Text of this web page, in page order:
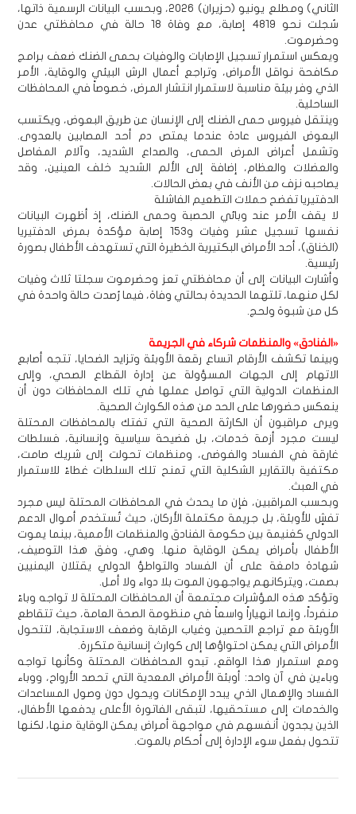
الثاني) ومطلع يونيو (حزيران) 2026، وبحسب البيانات الرسمية ذاتها،
سُجلت نحو 4819 إصابة، مع وفاة 18 حالة في محافظتي عدن
وحضرموت.
ويعكس استمرار تسجيل الإصابات والوفيات بحمى الضنك ضعف برامج
مكافحة نواقل الأمراض، وتراجع أعمال الرش البيئي والوقاية، الأمر
الذي وفر بيئة مناسبة لاستمرار انتشار المرض، خصوصاً في المحافظات
الساحلية.
وينتقل فيروس حمى الضنك إلى الإنسان عن طريق البعوض، ويكتسب
البعوض الفيروس عادة عندما يمتص دم أحد المصابين بالعدوى.
وتشمل أعراض المرض الحمى، والصداع الشديد، وآلام المفاصل
والعضلات والعظام، إضافة إلى الألم الشديد خلف العينين، وقد
يصاحبه نزف من الأنف في بعض الحالات.
الدفتيريا تفضح حملات التطعيم الفاشلة
لا يقف الأمر عند وبائي الحصبة وحمى الضنك، إذ أظهرت البيانات
نفسها تسجيل عشر وفيات و153 إصابة مؤكدة بمرض الدفتيريا
(الخناق)، أحد الأمراض البكتيرية الخطيرة التي تستهدف الأطفال بصورة
رئيسية.
وأشارت البيانات إلى أن محافظتي تعز وحضرموت سجلتا ثلاث وفيات
لكل منهما، تلتهما الحديدة بحالتي وفاة، فيما رُصدت حالة واحدة في
كل من شبوة ولحج.
«الفنادق» والمنظمات شركاء في الجريمة
وبينما تكشف الأرقام اتساع رقعة الأوبئة وتزايد الضحايا، تتجه أصابع
الاتهام إلى الجهات المسؤولة عن إدارة القطاع الصحي، وإلى
المنظمات الدولية التي تواصل عملها في تلك المحافظات دون أن
ينعكس حضورها على الحد من هذه الكوارث الصحية.
ويرى مراقبون أن الكارثة الصحية التي تفتك بالمحافظات المحتلة
ليست مجرد أزمة خدمات، بل فضيحة سياسية وإنسانية، فسلطات
غارقة في الفساد والفوضى، ومنظمات تحولت إلى شريك صامت،
مكتفية بالتقارير الشكلية التي تمنح تلك السلطات غطاءً للاستمرار
في العبث.
وبحسب المراقبين، فإن ما يحدث في المحافظات المحتلة ليس مجرد
تفشٍ للأوبئة، بل جريمة مكتملة الأركان، حيث تُستخدم أموال الدعم
الدولي كغنيمة بين حكومة الفنادق والمنظمات الأممية، بينما يموت
الأطفال بأمراض يمكن الوقاية منها. وهي، وفق هذا التوصيف،
شهادة دامغة على أن الفساد والتواطؤ الدولي يقتلان اليمنيين
بصمت، ويتركانهم يواجهون الموت بلا دواء ولا أمل.
وتؤكد هذه المؤشرات مجتمعة أن المحافظات المحتلة لا تواجه وباءً
منفرداً، وإنما انهياراً واسعاً في منظومة الصحة العامة، حيث تتقاطع
الأوبئة مع تراجع التحصين وغياب الرقابة وضعف الاستجابة، لتتحول
الأمراض التي يمكن احتواؤها إلى كوارث إنسانية متكررة.
ومع استمرار هذا الواقع، تبدو المحافظات المحتلة وكأنها تواجه
وباءين في آن واحد: أوبئة الأمراض المعدية التي تحصد الأرواح، ووباء
الفساد والإهمال الذي يبدد الإمكانات ويحول دون وصول المساعدات
والخدمات إلى مستحقيها، لتبقى الفاتورة الأعلى يدفعها الأطفال،
الذين يجدون أنفسهم في مواجهة أمراض يمكن الوقاية منها، لكنها
تتحول بفعل سوء الإدارة إلى أحكام بالموت.